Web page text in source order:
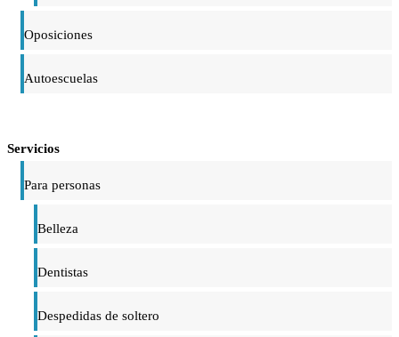
Oposiciones
Autoescuelas
Servicios
Para personas
Belleza
Dentistas
Despedidas de soltero